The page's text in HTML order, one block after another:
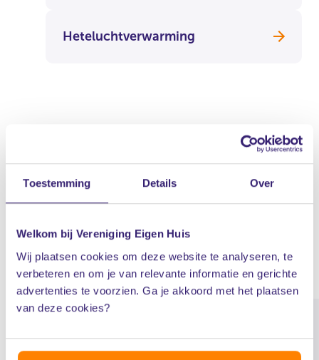
Toestemming Details Over
Welkom bij Vereniging Eigen Huis
Wij plaatsen cookies om deze website te analyseren, te
verbeteren en om je van relevante informatie en gerichte
advertenties te voorzien. Ga je akkoord met het plaatsen
van deze cookies?
Heteluchtverwarming
Aan de slag met
verduurzamen